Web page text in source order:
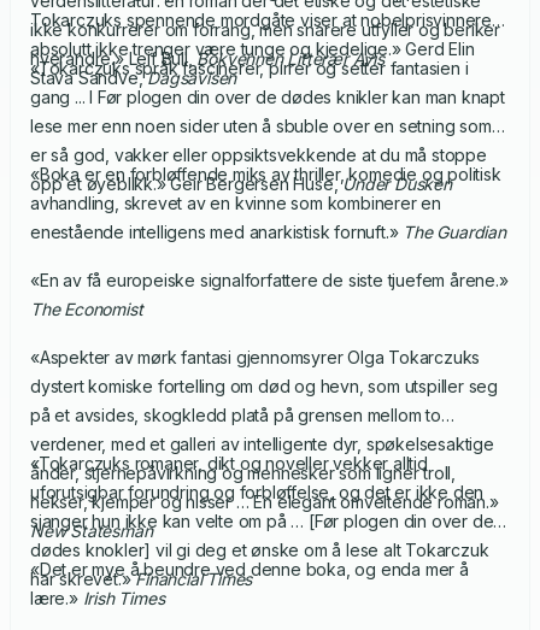
ikke konkurrerer om forrang, men snarere utfyller og beriker
hverandre.» Leif Bull, Bokvennen Litterær Avis
Tokarczuks spennende mordgåte viser at nobelprisvinnere
absolutt ikke trenger være tunge og kjedelige.» Gerd Elin
Stava Sandve,Dagsavisen
«Tokarczuks språk fascinerer, pirrer og setter fantasien i
gang ... I Før plogen din over de dødes knikler kan man knapt
lese mer enn noen sider uten å sbuble over en setning som
er så god, vakker eller oppsiktsvekkende at du må stoppe
opp et øyeblikk.» Geir Bergersen Huse,Under Dusken
«Boka er en forbløffende miks av thriller, komedie og politisk
avhandling, skrevet av en kvinne som kombinerer en
enestående intelligens med anarkistisk fornuft.» The Guardian
«En av få europeiske signalforfattere de siste tjuefem årene.»
The Economist
«Aspekter av mørk fantasi gjennomsyrer Olga Tokarczuks
dystert komiske fortelling om død og hevn, som utspiller seg
på et avsides, skogkledd platå på grensen mellom to
verdener, med et galleri av intelligente dyr, spøkelsesaktige
ånder, stjernepåvirkning og mennesker som ligner troll,
hekser, kjemper og nisser … En elegant omveltende roman.»
New Statesman
«Tokarczuks romaner, dikt og noveller vekker alltid
uforutsigbar forundring og forbløffelse, og det er ikke den
sjanger hun ikke kan velte om på … [Før plogen din over de
dødes knokler] vil gi deg et ønske om å lese alt Tokarczuk
har skrevet.»Financial Times
«Det er mye å beundre ved denne boka, og enda mer å
lære.» Irish Times